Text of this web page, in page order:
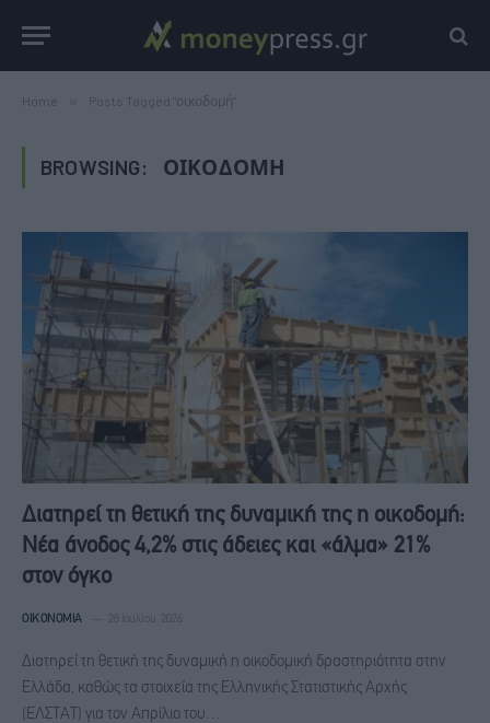
Home Posts Tagged "οικοδομή"
BROWSING: ΟΙΚΟΔΟΜΉ
Διατηρεί τη θετική της δυναμική της η οικοδομή:
Νέα άνοδος 4,2% στις άδειες και «άλμα» 21%
στον όγκο
ΟΙΚΟΝΟΜΊΑ 28 Ιουλίου, 2026
Διατηρεί τη θετική της δυναμική η οικοδομική δραστηριότητα στην
Ελλάδα, καθώς τα στοιχεία της Ελληνικής Στατιστικής Αρχής
(ΕΛΣΤΑΤ) για τον Απρίλιο του…